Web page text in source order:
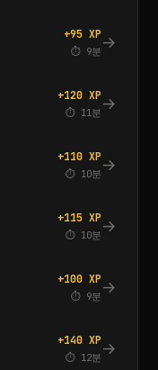
+95 XP
⏱ 9분 →
+120 XP
⏱ 11분 →
+110 XP
⏱ 10분 →
+115 XP
⏱ 10분 →
+100 XP
⏱ 9분 →
+140 XP
⏱ 12분 →